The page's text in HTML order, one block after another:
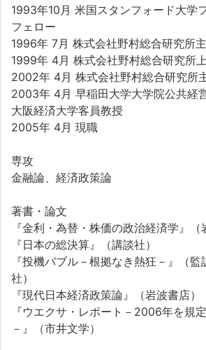
1993年10月 米国スタンフォード大学
フェロー
1996年 7月 株式会社野村総合研究所
1999年 4月 株式会社野村総合研究所
2002年 4月 株式会社野村総合研究所
2003年 4月 早稲田大学大学院公共経
大阪経済大学客員教授
2005年 4月 現職
専攻
金融論、経済政策論
著書・論文
『金利・為替・株価の政治経済学』（
『日本の総決算』（講談社）
『投機バブル－根拠なき熱狂－』（
社）
『現代日本経済政策論』（岩波書店）
『ウエクサ・レポート－2006年を規
－』（市井文学）